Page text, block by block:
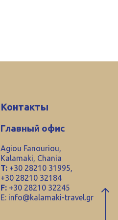
Контакты
Главный офис
Agiou Fanouriou,
Kalamaki, Chania
T: +30 28210 31995,
+30 28210 32184
F: +30 28210 32245
E: info@kalamaki-travel.gr